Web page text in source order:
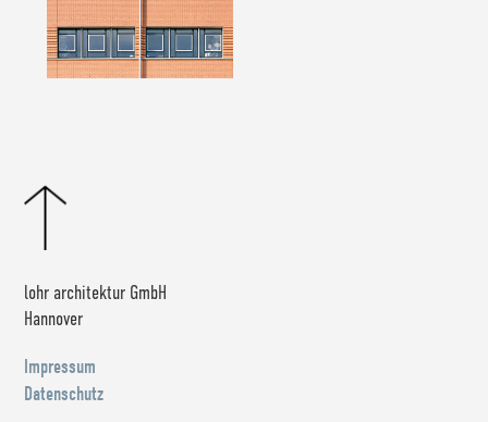
lohr architektur GmbH
Hannover
Impressum
Datenschutz